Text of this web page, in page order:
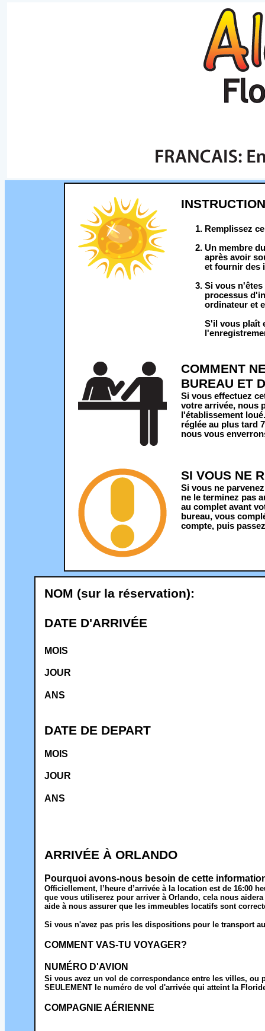
Remplissez
Un membre
après avoir
et fournir des
Si vous n'êtes
processus
ordinateur et
S'il vous plaît
COMMENT
BUREAU ET
Si vous effectuez
votre arrivée, nous
l'établissement
réglée au plus tard
nous vous
SI VOUS NE
Si vous ne
ne le terminez pas
au complet avant
bureau, vous
compte, puis
NOM (sur la réservation):
DATE D'ARRIVÉE
MOIS
JOUR
ANS
DATE DE DEPART
MOIS
JOUR
ANS
ARRIVÉE À ORLANDO
Pourquoi avons-nous besoin de cette
Officiellement, l’heure d’arrivée à la location est de 16:00
que vous utiliserez pour arriver à Orlando, cela nous
aide à nous assurer que les immeubles locatifs sont
Si vous n'avez pas pris les dispositions pour le transport
COMMENT VAS-TU VOYAGER?
NUMÉRO D'AVION
Si vous avez un vol de correspondance entre les villes, ou
SEULEMENT le numéro de vol d'arrivée qui atteint la
COMPAGNIE AÉRIENNE